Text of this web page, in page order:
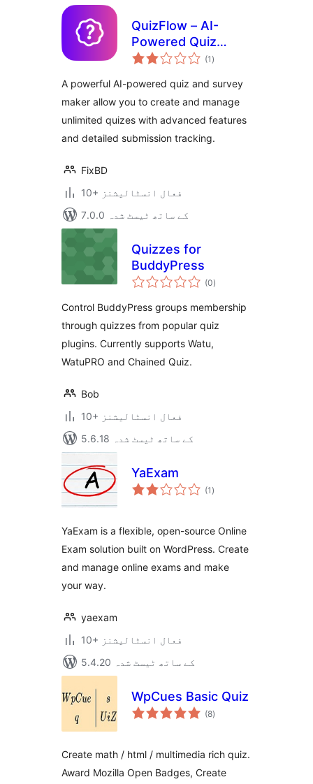
QuizFlow – AI-
Powered Quiz
Maker
(1 مجموعی
درجہ
)
A powerful AI-powered quiz and survey
maker allow you to create and manage
unlimited quizes with advanced features
and detailed submission tracking.
FixBD
10+ فعال انسٹالیشنز
7.0.0 کے ساتھ ٹیسٹ شدہ
Quizzes for
BuddyPress
(0مجموعی
درجہ
)
Control BuddyPress groups membership
through quizzes from popular quiz
plugins. Currently supports Watu,
WatuPRO and Chained Quiz.
Bob
10+ فعال انسٹالیشنز
5.6.18 کے ساتھ ٹیسٹ شدہ
YaExam
(1 مجموعی
درجہ
)
YaExam is a flexible, open-source Online
Exam solution built on WordPress. Create
and manage online exams and make
your way.
yaexam
10+ فعال انسٹالیشنز
5.4.20 کے ساتھ ٹیسٹ شدہ
WpCues Basic Quiz
(8مجموعی
درجہ
)
Create math / html / multimedia rich quiz.
Award Mozilla Open Badges, Create